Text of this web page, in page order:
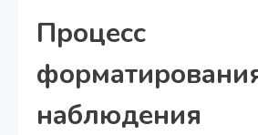
Процесс
наблюдения